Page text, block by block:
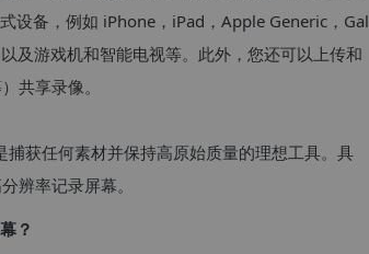
设备，例如 iPhone，iPad，Apple Generic，Gal
及游戏机和智能电视等。此外，您还可以上传和
共享录像。
获任何素材并保持高原始质量的理想工具。具
辨率记录屏幕。
？